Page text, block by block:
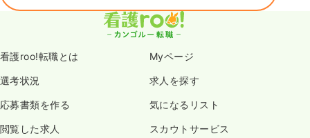
看護roo!転職とは Myページ
選考状況 求人を探す
応募書類を作る 気になるリスト
閲覧した求人 スカウトサービス